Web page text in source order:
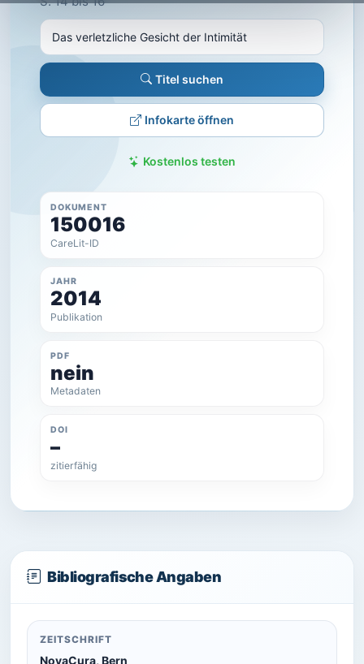
Titel suchen
Infokarte öffnen
Kostenlos testen
DOKUMENT
150016
CareLit-ID
JAHR
2014
Publikation
PDF
nein
Metadaten
DOI
–
zitierfähig
Bibliografische Angaben
ZEITSCHRIFT
NovaCura, Bern